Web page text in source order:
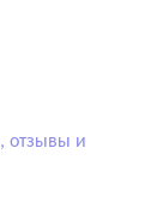
отзывы и